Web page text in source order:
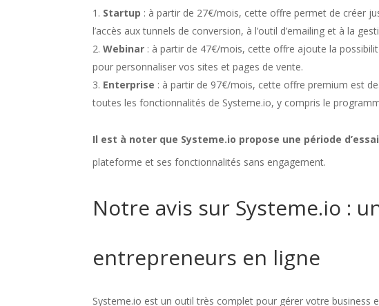
Startup : à partir de 27€/mois, cette offre permet de créer
l’accès aux tunnels de conversion, à l’outil d’emailing et à la
Webinar : à partir de 47€/mois, cette offre ajoute la
pour personnaliser vos sites et pages de vente.
Enterprise : à partir de 97€/mois, cette offre premium est
toutes les fonctionnalités de Systeme.io, y compris le
Il est à noter que Systeme.io propose une période
plateforme et ses fonctionnalités sans engagement.
Notre avis sur Systeme.io :
entrepreneurs en ligne
Systeme.io est un outil très complet pour gérer votre business